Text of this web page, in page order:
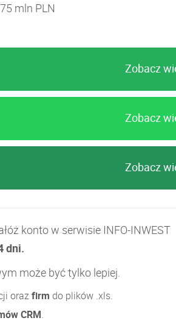
mln PLN
Zobacz
Zobacz
Zobacz
konto w serwisie INFO-INWEST
dni.
może być tylko lepiej.
orazfirm do plików .xls.
CRM.